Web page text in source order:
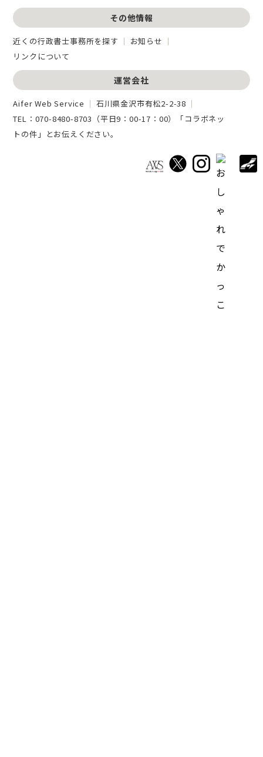
その他情報
近くの行政書士事務所を探す
お知らせ
リンクについて
運営会社
Aifer Web Service
石川県金沢市有松2-2-38
TEL： 070-8480-8703 （平日9：00-17：00）「コラボネッ
トの件」とお伝えください。